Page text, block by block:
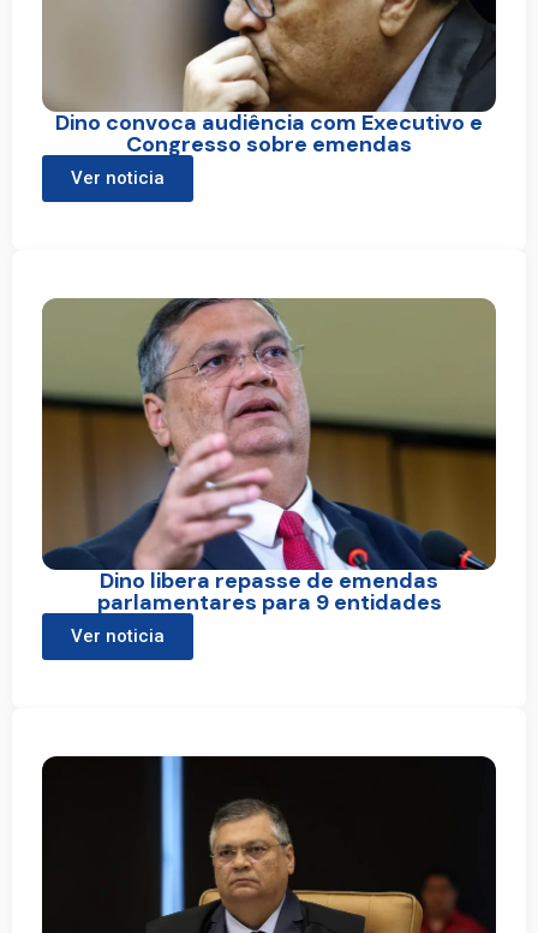
Dino convoca audiência com Executivo e
Congresso sobre emendas
Ver noticia
Dino libera repasse de emendas
parlamentares para 9 entidades
Ver noticia